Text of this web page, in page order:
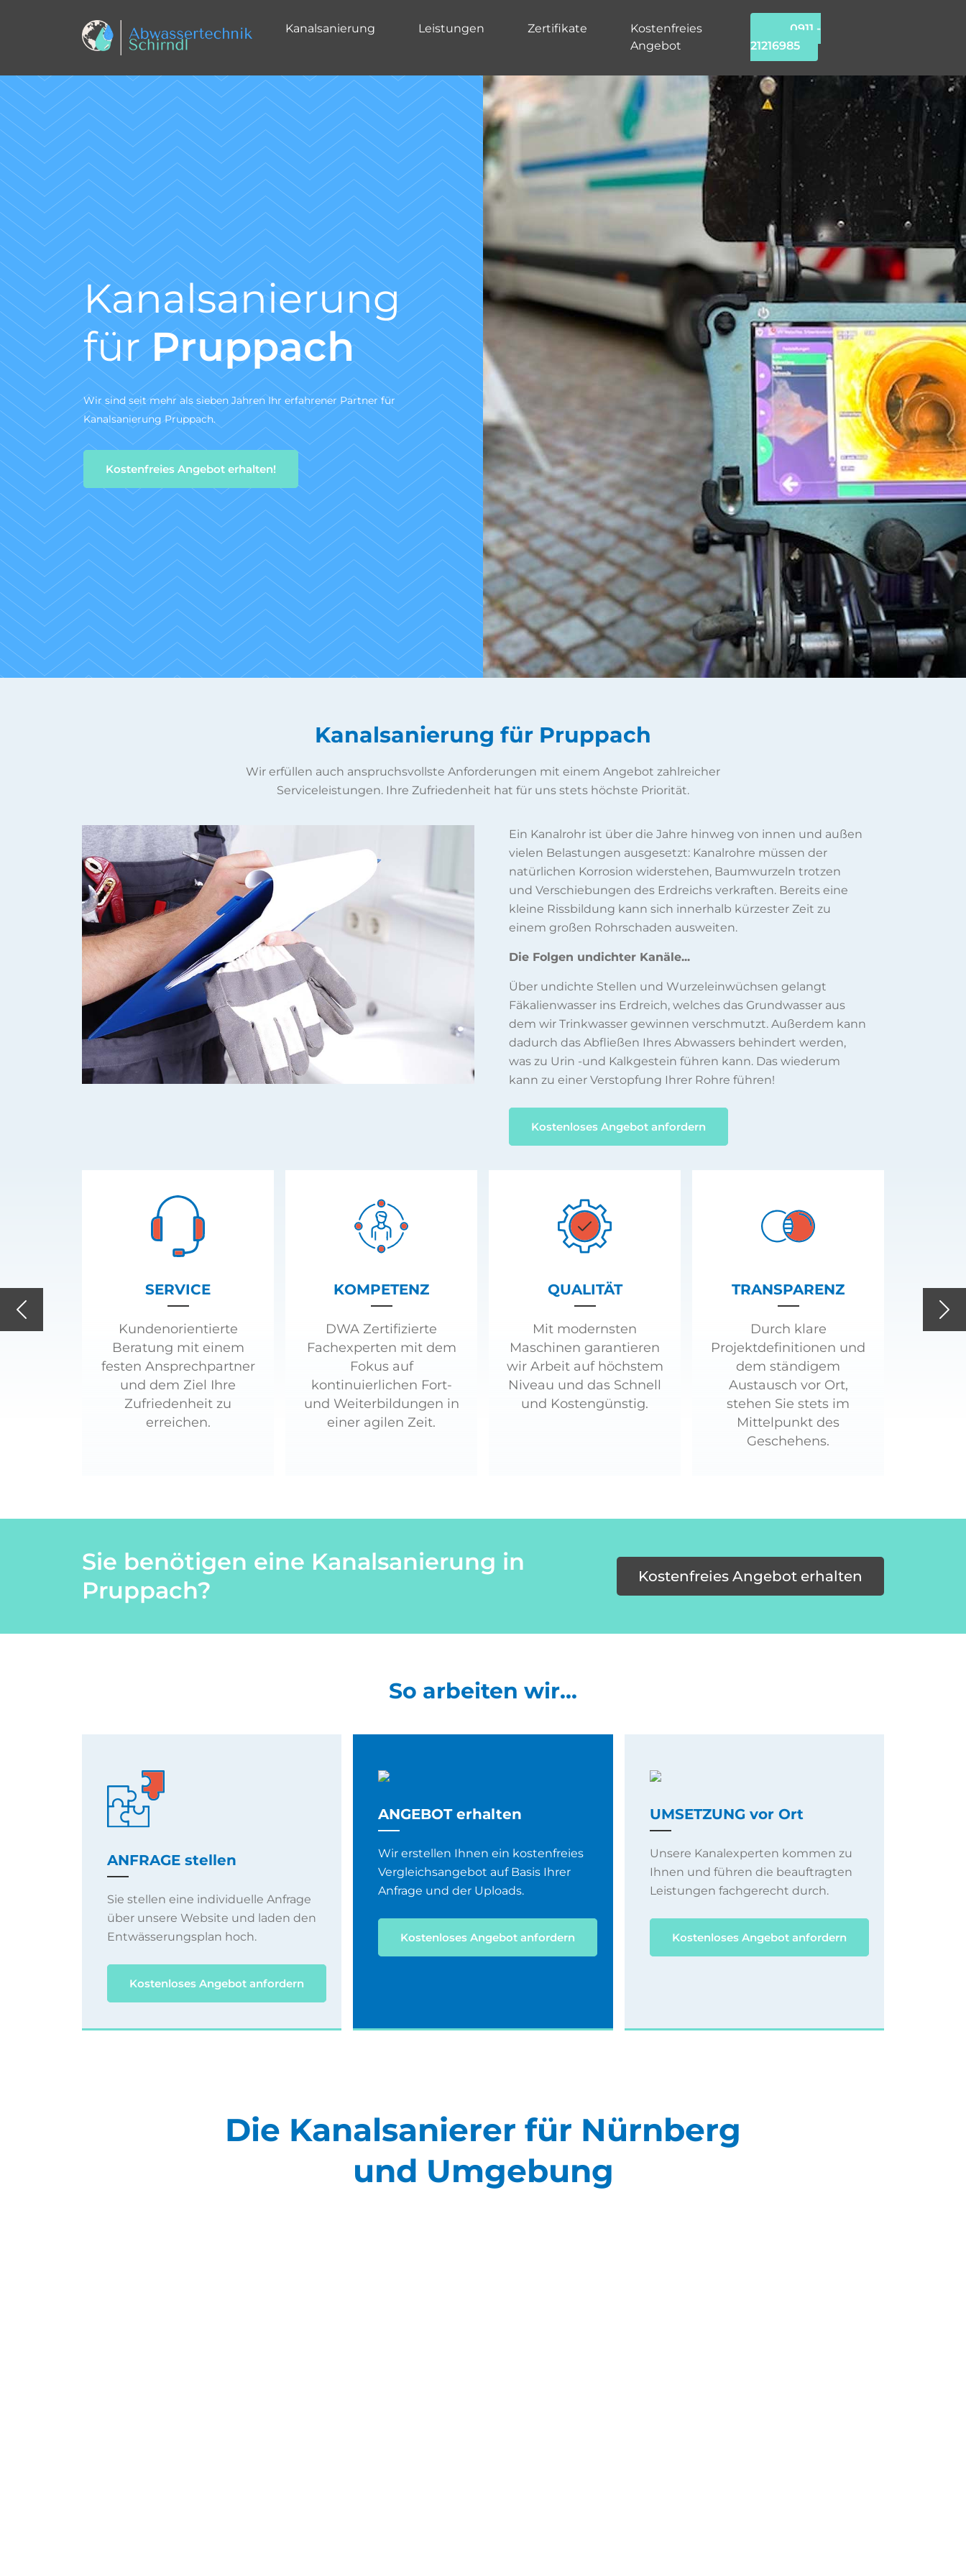
Kanalsanierung Leistungen Zertifikate
Kostenfreies
Angebot
0911 -
21216985
Kanal TV-
Untersuchung
nach DIN 1986-
30
Wir sind ein zertifiziertes Fachunternehmen für die Kanal-TV-
Untersuchung gem. DIN 1986-30.
Zum Angebotsservice
Previous
Kanalsanierung für Pruppach
Wir erfüllen auch anspruchsvollste Anforderungen mit einem Angebot zahlreicher
Serviceleistungen. Ihre Zufriedenheit hat für uns stets höchste Priorität.
Ein Kanalrohr ist über die Jahre hinweg von innen und außen
vielen Belastungen ausgesetzt: Kanalrohre müssen der
natürlichen Korrosion widerstehen, Baumwurzeln trotzen
und Verschiebungen des Erdreichs verkraften. Bereits eine
kleine Rissbildung kann sich innerhalb kürzester Zeit zu
einem großen Rohrschaden ausweiten.
Die Folgen undichter Kanäle...
Über undichte Stellen und Wurzeleinwüchsen gelangt
Fäkalienwasser ins Erdreich, welches das Grundwasser aus
dem wir Trinkwasser gewinnen verschmutzt. Außerdem kann
dadurch das Abfließen Ihres Abwassers behindert werden,
was zu Urin -und Kalkgestein führen kann. Das wiederum
kann zu einer Verstopfung Ihrer Rohre führen!
Kostenloses Angebot anfordern
SERVICE
Kundenorientierte
Beratung mit einem
festen Ansprechpartner
und dem Ziel Ihre
Zufriedenheit zu
erreichen.
KOMPETENZ
DWA Zertifizierte
Fachexperten mit dem
Fokus auf
kontinuierlichen Fort-
und Weiterbildungen in
einer agilen Zeit.
QUALITÄT
Mit modernsten
Maschinen garantieren
wir Arbeit auf höchstem
Niveau und das Schnell
und Kostengünstig.
TRANSPARENZ
Durch klare
Projektdefinitionen und
dem ständigem
Austausch vor Ort,
stehen Sie stets im
Mittelpunkt des
Geschehens.
Sie benötigen eine Kanalsanierung in
Pruppach?
Kostenfreies Angebot erhalten
So arbeiten wir...
ANFRAGE stellen
Sie stellen eine individuelle Anfrage
über unsere Website und laden den
Entwässerungsplan hoch.
Kostenloses Angebot anfordern
ANGEBOT erhalten
Wir erstellen Ihnen ein kostenfreies
Vergleichsangebot auf Basis Ihrer
Anfrage und der Uploads.
Kostenloses Angebot anfordern
UMSETZUNG vor Ort
Unsere Kanalexperten kommen zu
Ihnen und führen die beauftragten
Leistungen fachgerecht durch.
Kostenloses Angebot anfordern
Die Kanalsanierer für Nürnberg
und Umgebung